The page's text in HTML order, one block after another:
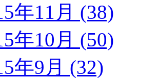
年11月 (38)
年10月 (50)
年9月 (32)